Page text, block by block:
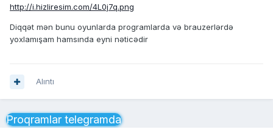
http://i.hizliresim.com/4L0j7q.png
Diqqət mən bunu oyunlarda programlarda və brauzerlərdə
yoxlamışam hamsında eyni nəticədir
Alıntı
Proqramlar telegramda